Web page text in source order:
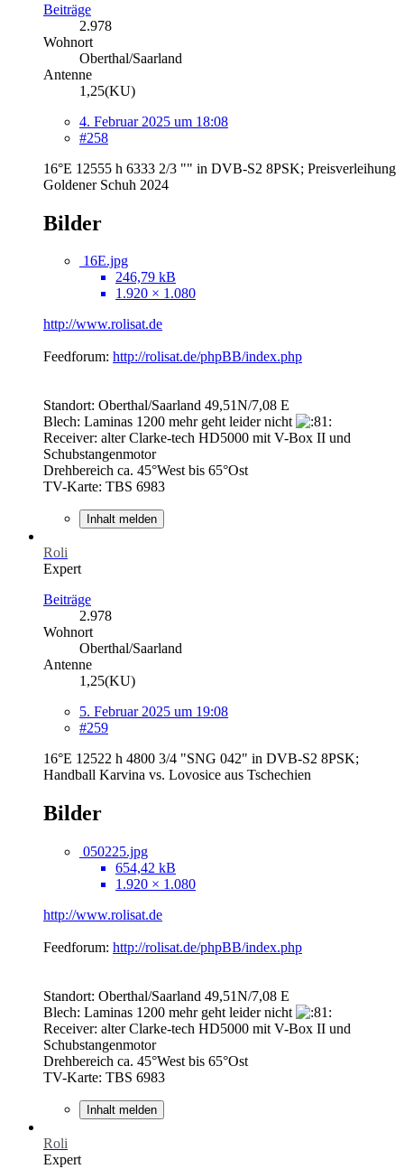
Beiträge
2.978
Wohnort
Oberthal/Saarland
Antenne
1,25(KU)
4. Februar 2025 um 18:08
#258
16°E 12555 h 6333 2/3 "" in DVB-S2 8PSK; Preisverleihung
Goldener Schuh 2024
Bilder
16E.jpg
246,79 kB
1.920 × 1.080
http://www.rolisat.de
Feedforum: http://rolisat.de/phpBB/index.php
Standort: Oberthal/Saarland 49,51N/7,08 E
Blech: Laminas 1200 mehr geht leider nicht
Receiver: alter Clarke-tech HD5000 mit V-Box II und
Schubstangenmotor
Drehbereich ca. 45°West bis 65°Ost
TV-Karte: TBS 6983
Inhalt melden
Roli
Expert
Beiträge
2.978
Wohnort
Oberthal/Saarland
Antenne
1,25(KU)
5. Februar 2025 um 19:08
#259
16°E 12522 h 4800 3/4 "SNG 042" in DVB-S2 8PSK;
Handball Karvina vs. Lovosice aus Tschechien
Bilder
050225.jpg
654,42 kB
1.920 × 1.080
http://www.rolisat.de
Feedforum: http://rolisat.de/phpBB/index.php
Standort: Oberthal/Saarland 49,51N/7,08 E
Blech: Laminas 1200 mehr geht leider nicht
Receiver: alter Clarke-tech HD5000 mit V-Box II und
Schubstangenmotor
Drehbereich ca. 45°West bis 65°Ost
TV-Karte: TBS 6983
Inhalt melden
Roli
Expert